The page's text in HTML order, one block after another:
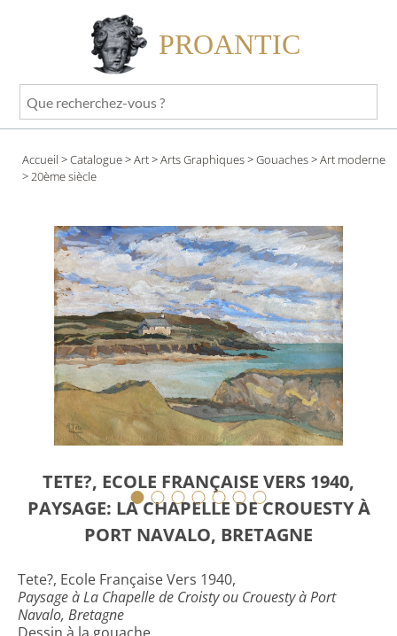
PROANTIC
Que
recherchez-
?
Accueil >Catalogue>Art>Arts Graphiques>Gouaches>Art moderne
> 20ème siècle
TETE?, ECOLE FRANÇAISE VERS 1940,
PAYSAGE: LA CHAPELLE DE CROUESTY À
PORT NAVALO, BRETAGNE
Tete?, Ecole Française Vers 1940,
Paysage à La Chapelle de Croisty ou Crouesty à Port
Navalo, Bretagne